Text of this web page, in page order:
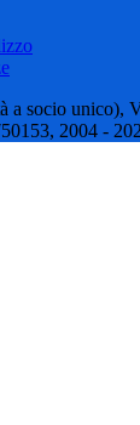
a socio unico),
2004 -